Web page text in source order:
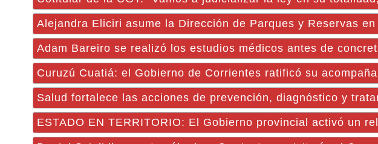
Alejandra Eliciri asume la Dirección de Parques y Reservas
Adam Bareiro se realizó los estudios médicos antes de
Curuzú Cuatiá: el Gobierno de Corrientes ratificó su
Salud fortalece las acciones de prevención, diagnóstico y
ESTADO EN TERRITORIO: El Gobierno provincial activó un